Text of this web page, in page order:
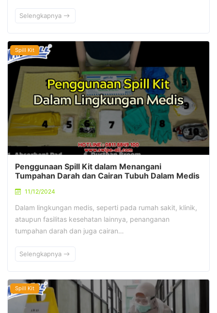
Selengkapnya
Spill Kit
Penggunaan Spill Kit dalam Menangani
Tumpahan Darah dan Cairan Tubuh Dalam Medis
11/12/2024
Dalam lingkungan medis, seperti pada rumah sakit, klinik,
ataupun fasilitas kesehatan lainnya, penanganan
tumpahan darah dan juga cairan…
Selengkapnya
Spill Kit